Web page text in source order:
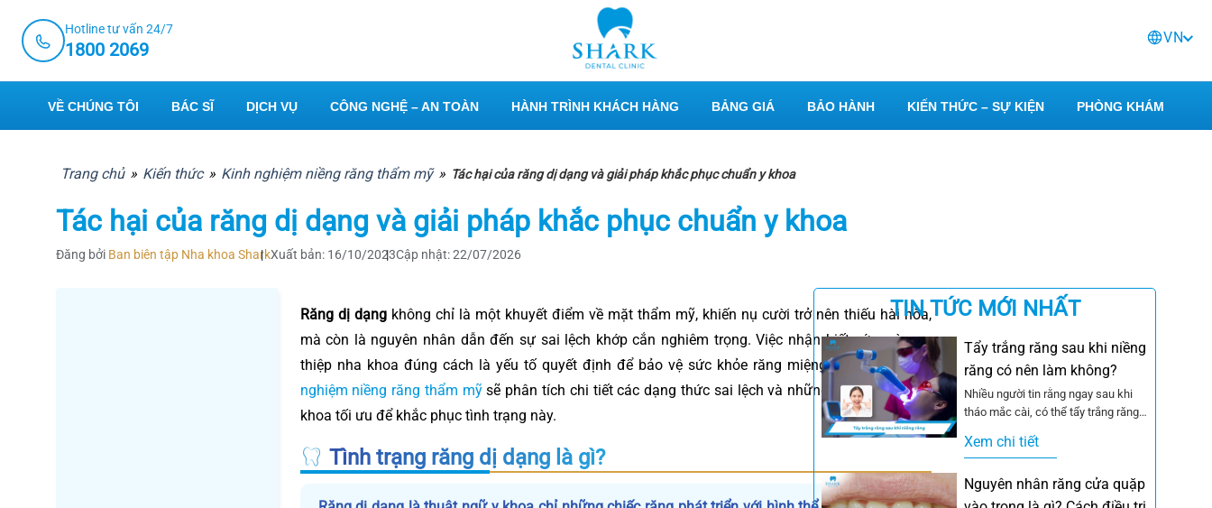
content
Hotline tư vấn 24/7
1800 2069
VN
VỀ CHÚNG TÔI BÁC SĨ DỊCH VỤ CÔNG NGHỆ – AN TOÀN HÀNH TRÌNH KHÁCH HÀNG BẢNG GIÁ BẢO HÀNH KIẾN THỨC – SỰ KIỆN PHÒNG KHÁM
Trang chủ » Kiến thức » Kinh nghiệm niềng răng thẩm mỹ » Tác hại của răng dị dạng và giải pháp khắc phục chuẩn y khoa
Tác hại của răng dị dạng và giải pháp khắc phục chuẩn y khoa
Đăng bởi Ban biên tập Nha khoa SharkXuất bản: 16/10/2023Cập nhật: 22/07/2026
Răng dị dạngkhông chỉ là một khuyết điểm về mặt thẩm mỹ, khiến nụ cười trở nên thiếu hài hòa,
mà còn là nguyên nhân dẫn đến sự sai lệch khớp cắn nghiêm trọng. Việc nhận biết sớm và can
thiệp nha khoa đúng cách là yếu tố quyết định để bảo vệ sức khỏe răng miệng toàn diện.Kinh
nghiệm niềng răng thẩm mỹsẽ phân tích chi tiết các dạng thức sai lệch và những phương pháp y
khoa tối ưu để khắc phục tình trạng này.
Tình trạng răng dị dạng là gì?
TIN TỨC MỚI NHẤT
Tẩy trắng răng sau khi niềng
răng có nên làm không?
Nhiều người tin rằng ngay sau khi
tháo mắc cài, có thể tẩy trắng răng
Xem chi tiết
Nguyên nhân răng cửa quặp